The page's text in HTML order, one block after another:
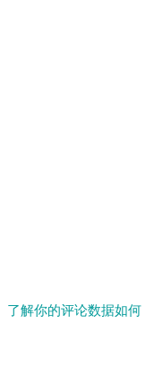
了解你的评论数据如何